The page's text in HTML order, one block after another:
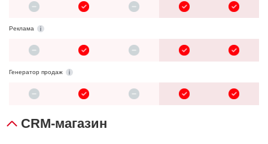
Реклама
Генератор продаж
CRM-магазин